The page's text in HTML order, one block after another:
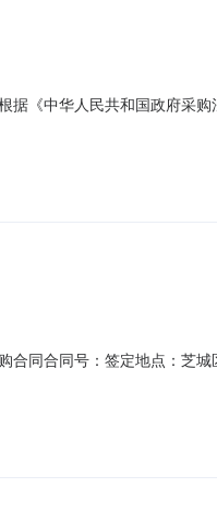
《中华人民共和国政府采
：漳州市大同新巷6号采购
同合同号：签定地点：芝
：第十二届农博会·第二十